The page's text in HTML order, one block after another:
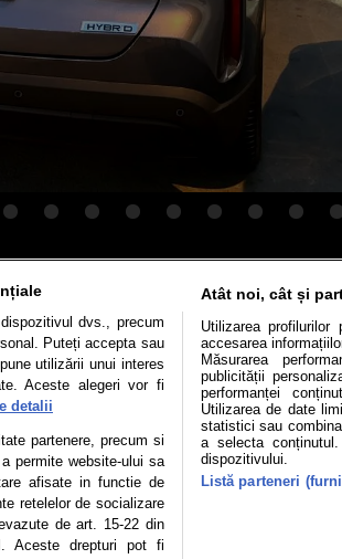
Utile
confidentialitate Politica de cookies
se poate face în limita a 250 de semne.
reproduce integral scrierile publicistice
SRL, Adresa: București, Sos Fabrica de
Decizia ONJN nr. 1598/16.09.2021. Jocurile de
dvs., precum
Puteți accepta sau
utilizării unui interes
Aceste alegeri vor fi
detalii
partenere, precum si
permite website-ului sa
afisate in functie de
retelelor de socializare
de art. 15-22 din
Aceste drepturi pot fi
Atât noi, cât și
Utilizarea profilurilor
accesarea
Măsurarea
publicității
performanței
Utilizarea de date
statistici sau
a selecta
dispozitivului.
Listă parteneri